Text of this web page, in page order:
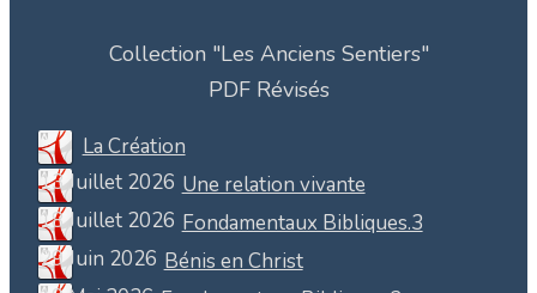
Collection "Les Anciens Sentiers"
PDF Révisés
La Création
13 Juillet 2026 Une relation vivante
18 Juillet 2026 Fondamentaux Bibliques.3
29 Juin 2026 Bénis en Christ